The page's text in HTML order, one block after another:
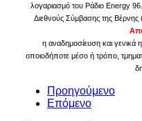
λογαριασμό του Ράδιο Energy
Διεθνούς Σύμβασης της Βέρνης
η αναδημοσίευση και γενικά
οποιοδήποτε μέσο ή τρόπο,
Προηγούμενο
Επόμενο